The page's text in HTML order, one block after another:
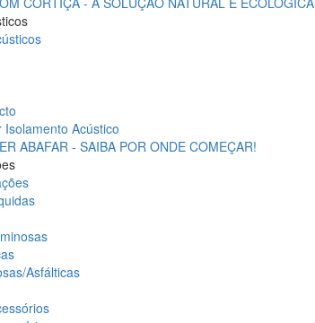
Isolamento Acústico
ABAFAR - SAIBA POR ONDE COMEÇAR!
Asfálticas